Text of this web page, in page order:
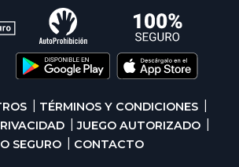
TÉRMINOS Y CONDICIONES
JUEGO AUTORIZADO
SEGURO
CONTACTO